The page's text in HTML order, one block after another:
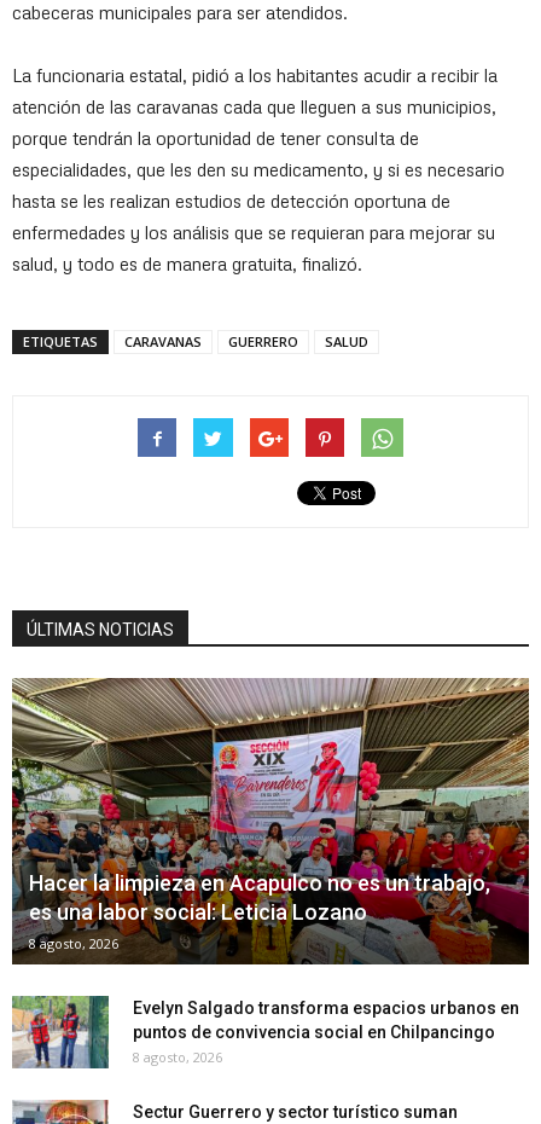
cabeceras municipales para ser atendidos.
La funcionaria estatal, pidió a los habitantes acudir a recibir la
atención de las caravanas cada que lleguen a sus municipios,
porque tendrán la oportunidad de tener consulta de
especialidades, que les den su medicamento, y si es necesario
hasta se les realizan estudios de detección oportuna de
enfermedades y los análisis que se requieran para mejorar su
salud, y todo es de manera gratuita, finalizó.
ETIQUETAS CARAVANAS GUERRERO SALUD
ÚLTIMAS NOTICIAS
Hacer la limpieza en Acapulco no es un trabajo,
es una labor social: Leticia Lozano
8 agosto, 2026
Evelyn Salgado transforma espacios urbanos en
puntos de convivencia social en Chilpancingo
8 agosto, 2026
Sectur Guerrero y sector turístico suman